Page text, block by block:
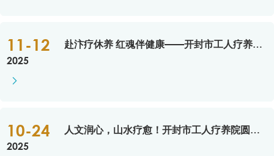
11-12
2025

赴汴疗休养 红魂伴健康——开封市工人疗养院圆满完成济源产城融合示范区总工会职工疗休养活动
10-24
2025
人文润心，山水疗愈！开封市工人疗养院圆满承办郸城县总工会南阳职工疗休养活动